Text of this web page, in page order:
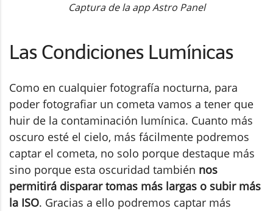
Captura de la app Astro Panel
Las Condiciones Lumínicas
Como en cualquier fotografía nocturna, para
poder fotografiar un cometa vamos a tener que
huir de la contaminación lumínica. Cuanto más
oscuro esté el cielo, más fácilmente podremos
captar el cometa, no solo porque destaque más
sino porque esta oscuridad también nos
permitirá disparar tomas más largas o subir más
la ISO. Gracias a ello podremos captar más